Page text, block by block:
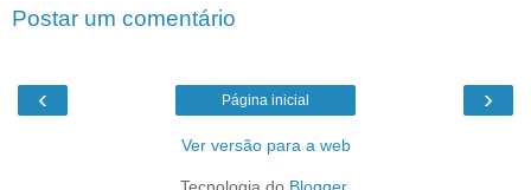
Postar um comentário
‹ ›
Página inicial
Ver versão para a web